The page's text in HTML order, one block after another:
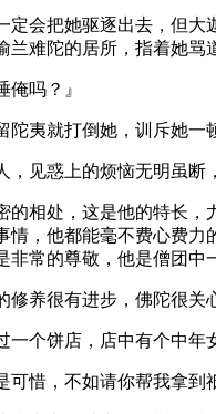
把她驱逐出去，但大
难陀的居所，指着她骂
吗？』
夷就打倒她，训斥她一
惑上的烦恼无明虽断
处，这是他的特长，
，他都能毫不费心费
常的尊敬，他是僧团中
很有进步，佛陀很关
饼店，店中有个中年
，不如请你帮我拿到